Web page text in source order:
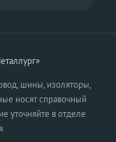
шины, изоляторы,
носят справочный
уточняйте в отделе